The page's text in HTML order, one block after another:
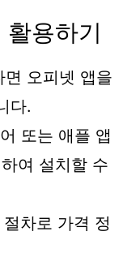
활용하기
오피넷 앱을
다.
또는 애플 앱
여 설치할 수
차로 가격 정